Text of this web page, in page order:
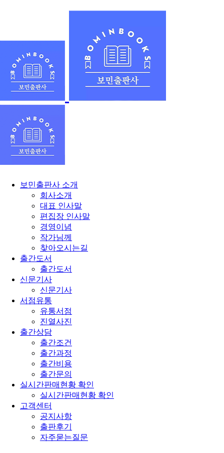
보민출판사 소개
회사소개
대표 인사말
편집장 인사말
경영이념
작가님께
찾아오시는길
출간도서
출간도서
신문기사
신문기사
서점유통
유통서점
진열사진
출간상담
출간조건
출간과정
출간비용
출간문의
실시간판매현황 확인
실시간판매현황 확인
고객센터
공지사항
출판후기
자주묻는질문